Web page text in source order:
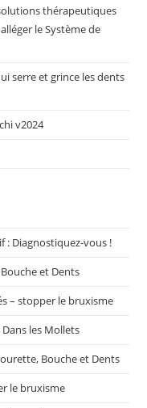
thérapeutiques
le Système de
serre et grince les dents
v2024
: Diagnostiquez-vous !
et Dents
– stopper le bruxisme
les Mollets
Bouche et Dents
le bruxisme